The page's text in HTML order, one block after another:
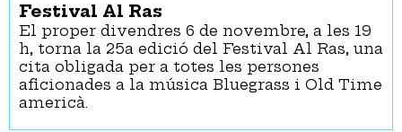
Festival Al Ras
El proper divendres 6 de novembre, a les 19
h, torna la 25a edició del Festival Al Ras, una
cita obligada per a totes les persones
aficionades a la música Bluegrass i Old Time
americà.